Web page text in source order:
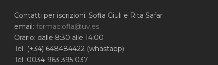
Contatti per iscrizioni: Sofia Giuli e Rita Safar
email: formaciofla@uv.es
Orario: dalle 8:30 alle 14:00
Tel. (+34) 648484422 (whastapp)
Tel. 0034-963 395 037